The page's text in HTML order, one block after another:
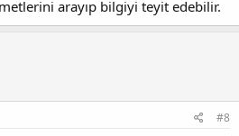
arayıp bilgiyi teyit edebilir.
#8